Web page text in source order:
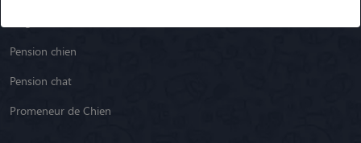
Pension chien
Pension chat
Promeneur de Chien